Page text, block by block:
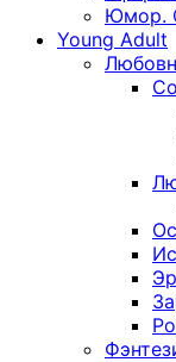
Юмор.
Young Adult